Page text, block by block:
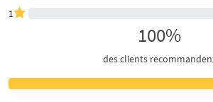
1
100%
des clients